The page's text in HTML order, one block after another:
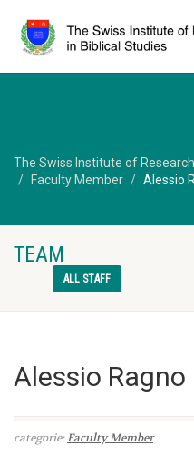
The Swiss Institute of
Faculty Member
Alessio
TEAM
ALL STAFF
Alessio Ragno
categorie:Faculty Member